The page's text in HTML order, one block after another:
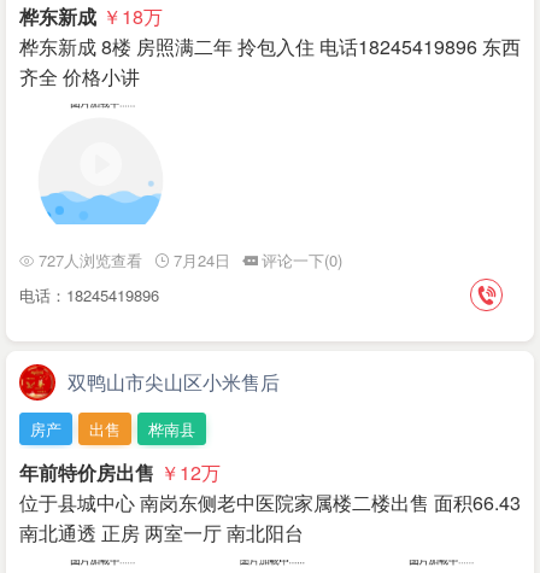
桦东新成 ￥18万
桦东新成 8楼 房照满二年 拎包入住 电话18245419896 东西
齐全 价格小讲
727人浏览查看 7月24日
评论一下(0)
电话：18245419896
双鸭山市尖山区小米售后
房产 出售 桦南县
年前特价房出售 ￥12万
位于县城中心 南岗东侧老中医院家属楼二楼出售 面积66.43
南北通透 正房 两室一厅 南北阳台